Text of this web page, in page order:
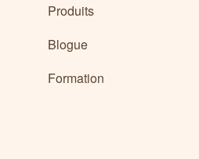
Produits
Blogue
Formation